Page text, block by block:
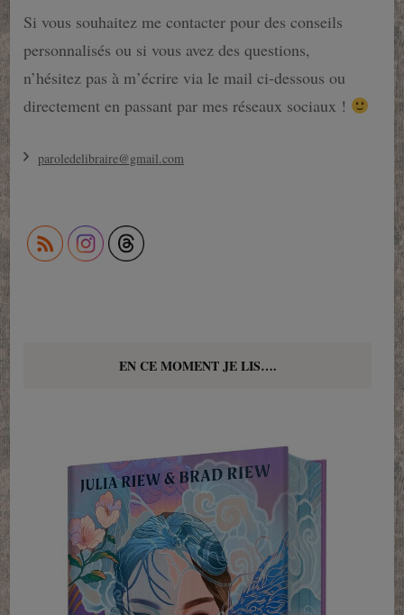
Si vous souhaitez me contacter pour des conseils
personnalisés ou si vous avez des questions,
n’hésitez pas à m’écrire via le mail ci-dessous ou
directement en passant par mes réseaux sociaux !
paroledelibraire@gmail.com
EN CE MOMENT JE LIS….